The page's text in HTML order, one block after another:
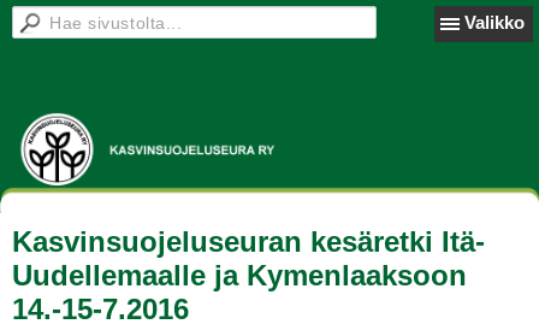
Valikko
Kasvinsuojeluseuran kesäretki Itä-
Uudellemaalle ja Kymenlaaksoon
14.-15-7.2016